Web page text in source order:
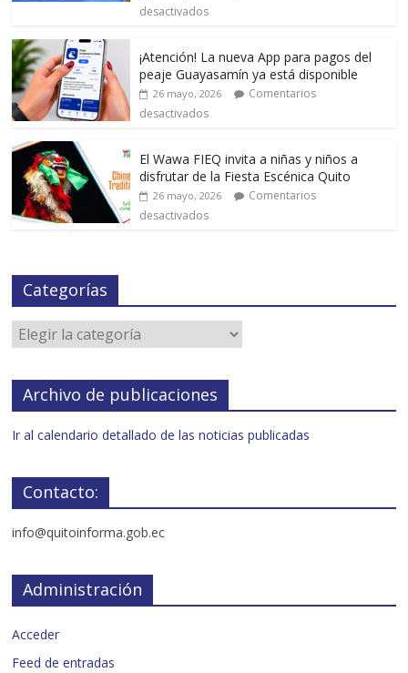
desactivados
¡Atención! La nueva App para pagos del
peaje Guayasamín ya está disponible
26 mayo, 2026
Comentarios
desactivados
El Wawa FIEQ invita a niñas y niños a
disfrutar de la Fiesta Escénica Quito
26 mayo, 2026
Comentarios
desactivados
Categorías
Archivo de publicaciones
Ir al calendario detallado de las noticias publicadas
Contacto:
info@quitoinforma.gob.ec
Administración
Acceder
Feed de entradas